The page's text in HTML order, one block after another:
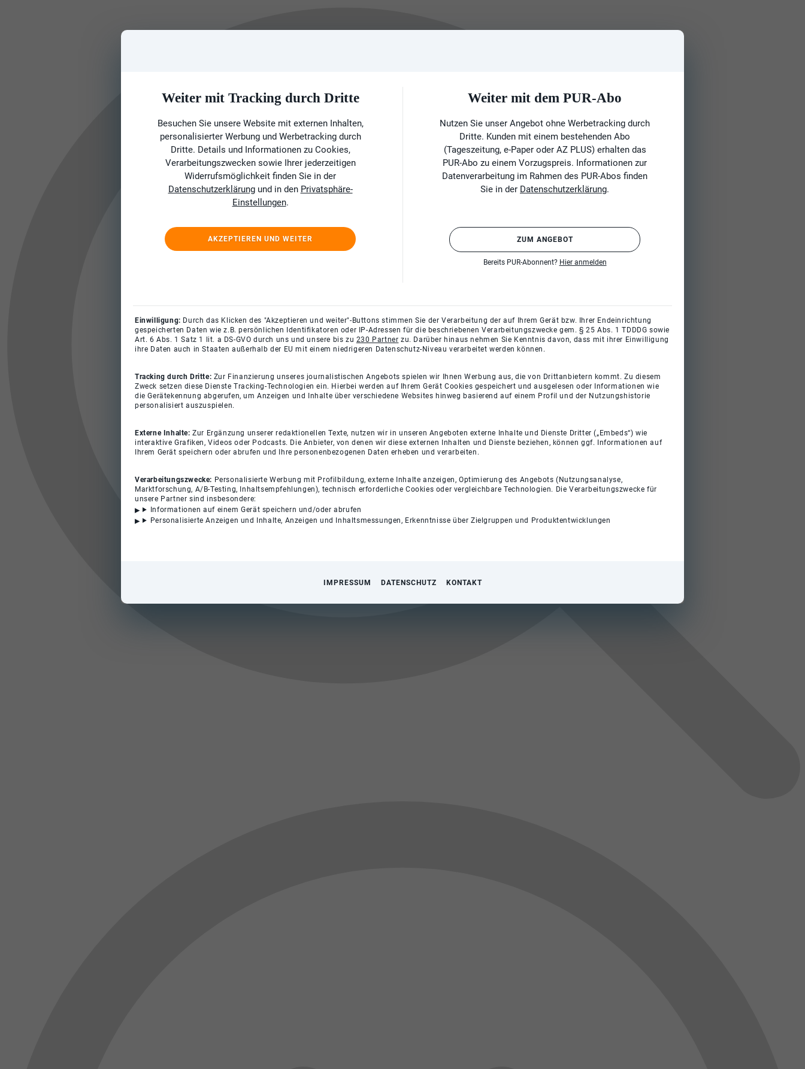
Weiter mit Tracking durch Dritte
Besuchen Sie unsere Website mit externen Inhalten,
personalisierter Werbung und Werbetracking durch
Dritte. Details und Informationen zu Cookies,
Verarbeitungszwecken sowie Ihrer jederzeitigen
Widerrufsmöglichkeit finden Sie in der
Datenschutzerklärungund in den Privatsphäre-
Einstellungen.
AKZEPTIEREN UND WEITER
Weiter mit dem PUR-Abo
Nutzen Sie unser Angebot ohne Werbetracking durch
Dritte. Kunden mit einem bestehenden Abo
(Tageszeitung, e-Paper oder AZ PLUS) erhalten das
PUR-Abo zu einem Vorzugspreis. Informationen zur
Datenverarbeitung im Rahmen des PUR-Abos finden
Sie in der Datenschutzerklärung.
ZUM ANGEBOT
Bereits PUR-Abonnent? Hier anmelden
Einwilligung: Durch das Klicken des "Akzeptieren und weiter"-Buttons stimmen Sie der Verarbeitung der auf Ihrem Gerät bzw. Ihrer Endeinrichtung
gespeicherten Daten wie z.B. persönlichen Identifikatoren oder IP-Adressen für die beschriebenen Verarbeitungszwecke gem. § 25 Abs. 1 TDDDG sowie
Art. 6 Abs. 1 Satz 1 lit. a DS-GVO durch uns und unsere bis zu 230 Partner zu. Darüber hinaus nehmen Sie Kenntnis davon, dass mit ihrer Einwilligung
ihre Daten auch in Staaten außerhalb der EU mit einem niedrigeren Datenschutz-Niveau verarbeitet werden können.
Tracking durch Dritte: Zur Finanzierung unseres journalistischen Angebots spielen wir Ihnen Werbung aus, die von Drittanbietern kommt. Zu diesem
Zweck setzen diese Dienste Tracking-Technologien ein. Hierbei werden auf Ihrem Gerät Cookies gespeichert und ausgelesen oder Informationen wie
die Gerätekennung abgerufen, um Anzeigen und Inhalte über verschiedene Websites hinweg basierend auf einem Profil und der Nutzungshistorie
personalisiert auszuspielen.
Externe Inhalte:Zur Ergänzung unserer redaktionellen Texte, nutzen wir in unseren Angeboten externe Inhalte und Dienste Dritter („Embeds“) wie
interaktive Grafiken, Videos oder Podcasts. Die Anbieter, von denen wir diese externen Inhalten und Dienste beziehen, können ggf. Informationen auf
Ihrem Gerät speichern oder abrufen und Ihre personenbezogenen Daten erheben und verarbeiten.
Verarbeitungszwecke: Personalisierte Werbung mit Profilbildung, externe Inhalte anzeigen, Optimierung des Angebots (Nutzungsanalyse,
Marktforschung, A/B-Testing, Inhaltsempfehlungen), technisch erforderliche Cookies oder vergleichbare Technologien. Die Verarbeitungszwecke für
unsere Partner sind insbesondere:
Informationen auf einem Gerät speichern und/oder abrufen
Personalisierte Anzeigen und Inhalte, Anzeigen und Inhaltsmessungen, Erkenntnisse über Zielgruppen und Produktentwicklungen
IMPRESSUM DATENSCHUTZ KONTAKT